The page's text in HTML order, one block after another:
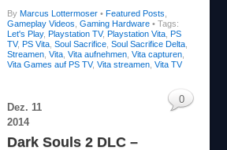
Let's Play,Playstation TV,Playstation Vita,
TV,PS Vita,Soul Sacrifice, Soul Sacrifice Delta
Streamen,Vita,Vita aufnehmen,Vita capturen
Vita Games auf PS TV,Vita streamen,Vita TV
2014
Dark Souls 2 DLC –
Crown of the Ivory